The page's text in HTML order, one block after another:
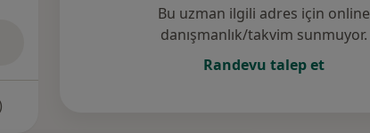
Bu uzman ilgili adres için online
danışmanlık/takvim sunmuyor.
Randevu talep et